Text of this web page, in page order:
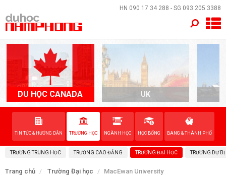
HN 090 17 34 288 - SG 093 205 3388
DU HỌC CANADA UK
TIN TỨC & HƯỚNG DẪN TRƯỜNG HỌC NGÀNH HỌC HỌC BỔNG BANG & THÀNH PHỐ
TRƯỜNG TRUNG HỌC TRƯỜNG CAO ĐẲNG TRƯỜNG ĐẠI HỌC TRƯỜNG DỰ BỊ
Trang chủ Trường Đại học MacEwan University
×
TRANG CHỦ
QUỐC GIA
EVENTS
DỊCH VỤ
VỀ NAM PHONG